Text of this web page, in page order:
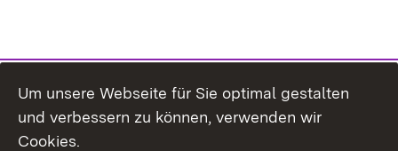
Um unsere Webseite für Sie optimal gestalten
und verbessern zu können, verwenden wir
Cookies.